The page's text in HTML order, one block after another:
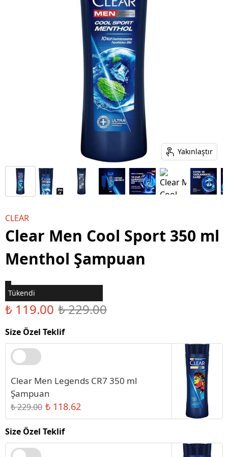
Yakınlaştır
CLEAR
Clear Men Cool Sport 350 ml
Menthol Şampuan
Tükendi
₺ 119.00 ₺ 229.00
Size Özel Teklif
Clear Men Legends CR7 350 ml
Şampuan
₺ 229.00 ₺ 118.62
Size Özel Teklif